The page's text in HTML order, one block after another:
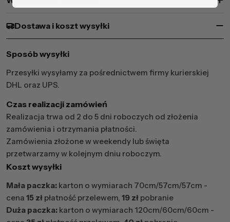
Dostawa i koszt wysyłki
Sposób wysyłki
Przesyłki wysyłamy za pośrednictwem firmy kurierskiej
DHL oraz UPS.
Czas realizacji zamówień
Realizacja trwa od 2 do 5 dni roboczych od złożenia
zamówienia i otrzymania płatności.
Zamówienia złożone w weekendy lub święta
przetwarzamy w kolejnym dniu roboczym.
Koszt wysyłki
Mała paczka: karton o wymiarach 70cm/57cm/57cm -
cena 15 zł płatność przelewem, 19 zł pobranie
Duża paczka: karton o wymiarach 120cm/60cm/60cm -